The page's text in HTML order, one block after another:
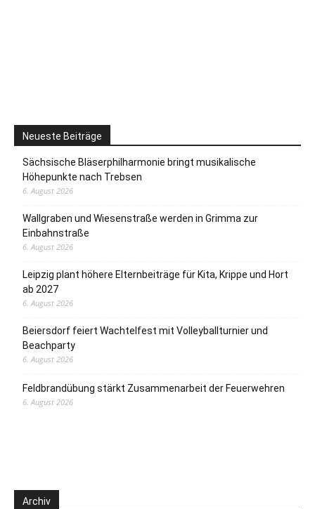
Neueste Beiträge
Sächsische Bläserphilharmonie bringt musikalische
Höhepunkte nach Trebsen
6. August 2026
Wallgraben und Wiesenstraße werden in Grimma zur
Einbahnstraße
6. August 2026
Leipzig plant höhere Elternbeiträge für Kita, Krippe und Hort
ab 2027
6. August 2026
Beiersdorf feiert Wachtelfest mit Volleyballturnier und
Beachparty
6. August 2026
Feldbrandübung stärkt Zusammenarbeit der Feuerwehren
6. August 2026
Archiv